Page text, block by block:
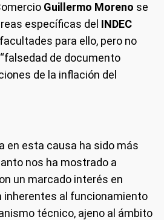
Guillermo Moreno se
específicas del INDEC
para ello, pero no
de documento
de la inflación del
en esta causa ha sido más
nos ha mostrado a
un marcado interés en
inherentes al funcionamiento
técnico, ajeno al ámbito